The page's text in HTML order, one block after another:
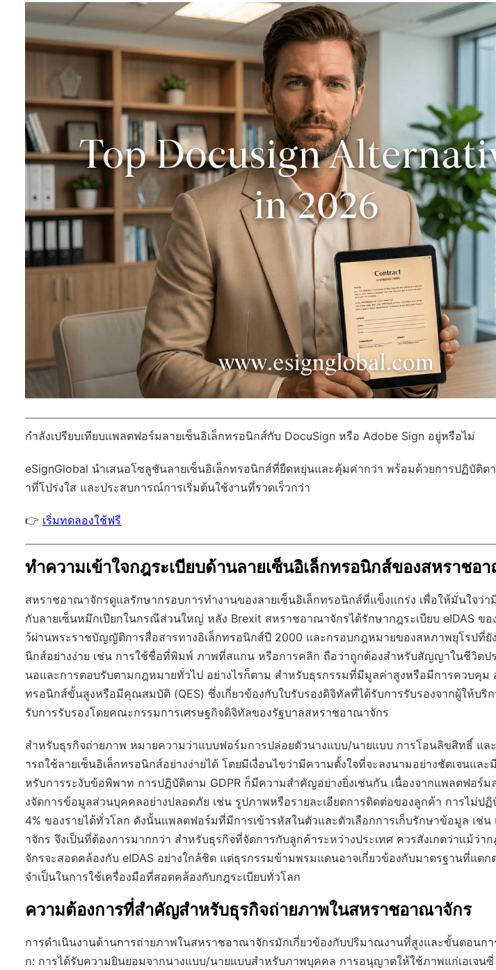
กำลังเปรียบเทียบแพลตฟอร์มลายเซ็นอิเล็กทรอนิกส์กับ DocuSign หรือ Adobe Sign อยู่หรือไม่
eSignGlobal นำเสนอโซลูชันลายเซ็นอิเล็กทรอนิกส์ที่ยืดหยุ่นและคุ้มค่ากว่า พร้อมด้วยการปฏิบัติต
าที่โปร่งใส และประสบการณ์การเริ่มต้นใช้งานที่รวดเร็วกว่า
👉 เริ่มทดลองใช้ฟรี
ทำความเข้าใจกฎระเบียบด้านลายเซ็นอิเล็กทรอนิกส์ของสหราชอ
สหราชอาณาจักรดูแลรักษากรอบการทำงานของลายเซ็นอิเล็กทรอนิกส์ที่แข็งแกร่ง เพื่อให้มั่นใจว่า
กับลายเซ็นหมึกเปียกในกรณีส่วนใหญ่ หลัง Brexit สหราชอาณาจักรได้รักษากฎระเบียบ eIDAS ข
ว้ผ่านพระราชบัญญัติการสื่อสารทางอิเล็กทรอนิกส์ปี 2000 และกรอบกฎหมายของสหภาพยุโรปที่ยั
นิกส์อย่างง่าย เช่น การใช้ชื่อที่พิมพ์ ภาพที่สแกน หรือการคลิก ถือว่าถูกต้องสำหรับสัญญาในชีวิตป
นอและการตอบรับตามกฎหมายทั่วไป อย่างไรก็ตาม สำหรับธุรกรรมที่มีมูลค่าสูงหรือมีการควบคุม
ทรอนิกส์ขั้นสูงหรือมีคุณสมบัติ (QES) ซึ่งเกี่ยวข้องกับใบรับรองดิจิทัลที่ได้รับการรับรองจากผู้ให้บริ
รับการรับรองโดยคณะกรรมการเศรษฐกิจดิจิทัลของรัฐบาลสหราชอาณาจักร
สำหรับธุรกิจถ่ายภาพ หมายความว่าแบบฟอร์มการปล่อยตัวนางแบบ/นายแบบ การโอนลิขสิทธิ์ แล
ารถใช้ลายเซ็นอิเล็กทรอนิกส์อย่างง่ายได้ โดยมีเงื่อนไขว่ามีความตั้งใจที่จะลงนามอย่างชัดเจนและ
หรับการระงับข้อพิพาท การปฏิบัติตาม GDPR ก็มีความสำคัญอย่างยิ่งเช่นกัน เนื่องจากแพลตฟอร์ม
งจัดการข้อมูลส่วนบุคคลอย่างปลอดภัย เช่น รูปภาพหรือรายละเอียดการติดต่อของลูกค้า การไม่ป
4% ของรายได้ทั่วโลก ดังนั้นแพลตฟอร์มที่มีการเข้ารหัสในตัวและตัวเลือกการเก็บรักษาข้อมูล เช่
าจักร จึงเป็นที่ต้องการมากกว่า สำหรับธุรกิจที่จัดการกับลูกค้าระหว่างประเทศ ควรสังเกตว่าแม้ว่
จักรจะสอดคล้องกับ eIDAS อย่างใกล้ชิด แต่ธุรกรรมข้ามพรมแดนอาจเกี่ยวข้องกับมาตรฐานที่แตก
จำเป็นในการใช้เครื่องมือที่สอดคล้องกับกฎระเบียบทั่วโลก
ความต้องการที่สำคัญสำหรับธุรกิจถ่ายภาพในสหราชอาณาจักร
การดำเนินงานด้านการถ่ายภาพในสหราชอาณาจักรมักเกี่ยวข้องกับปริมาณงานที่สูงและขั้นตอนก
ก: การได้รับความยินยอมจากนางแบบ/นายแบบสำหรับภาพบุคคล การอนุญาตให้ใช้ภาพแก่เอเจน